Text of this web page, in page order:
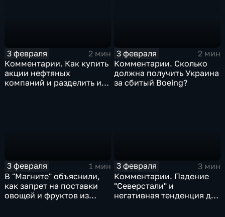
3 февраля
2 мин
Комментарии. Как купить
акции нефтяных
компаний и разделить их
3 февраля
2 мин
Комментарии. Сколько
должна получить Украина
за сбитый Boeing?
3 февраля
1 мин
В "Магните" объяснили,
как запрет на поставки
овощей и фруктов из
3 февраля
3 мин
Комментарии. Падение
"Северстали" и
негативная тенденция для